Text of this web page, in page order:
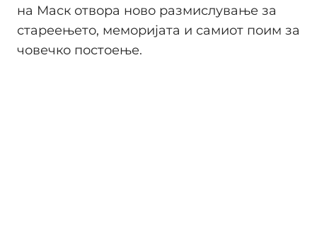
на Маск отвора ново размислување за
стареењето, меморијата и самиот поим за
човечко постоење.